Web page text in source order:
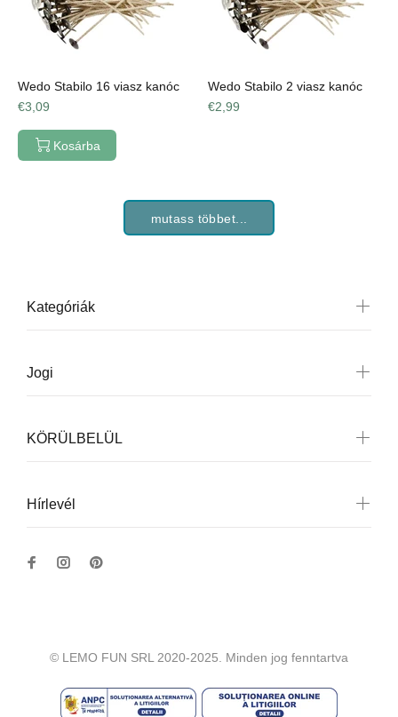
Wedo Stabilo 16 viasz kanóc
€3,09
Kosárba
Wedo Stabilo 2 viasz kanóc
€2,99
mutass többet...
Kategóriák
Jogi
KÖRÜLBELÜL
Hírlevél
© LEMO FUN SRL 2020-2025. Minden jog fenntartva